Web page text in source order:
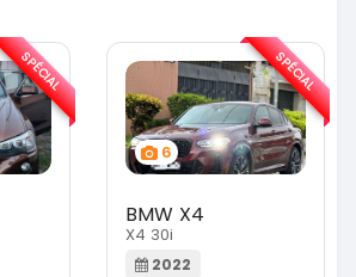
SPÉCIAL
6
BMW X4
X4 30i
2022
SPÉCIAL